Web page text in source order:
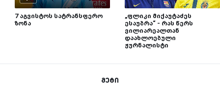
7 აგვისტოს სატრანსფერო
ზონა
„ფლიკი მიქაუტაძეს
ესაუბრა“ - რას წერს
ვილიარეალთან
დაახლოებული
ჟურნალისტი
მეტი